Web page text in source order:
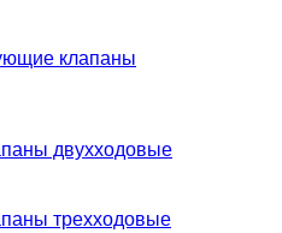
клапаны
двухходовые
трехходовые